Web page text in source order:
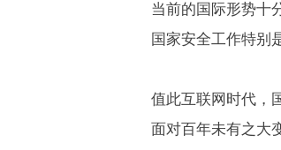
当前的国际形势十
国家安全工作特别
值此互联网时代，
面对百年未有之大